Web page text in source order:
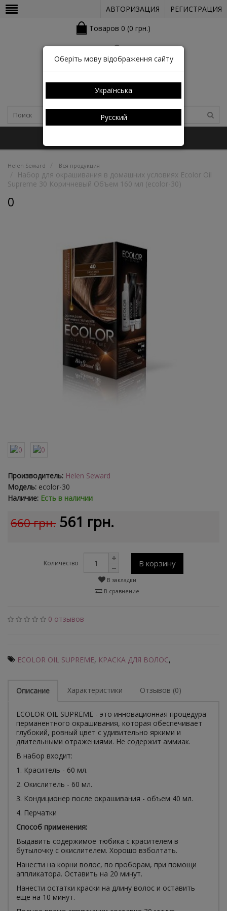
АВТОРИЗАЦИЯ
РЕГИСТРАЦИЯ
Товаров 0 (0 грн.)
Helen Seward Вся продукция
Набор для окрашивания в домашних условиях Ecolor Oil
Supreme 30 Коричневый Объем 160 мл (ecolor-30)
0
Производитель: Helen Seward
Модель: ecolor-30
Наличие: Есть в наличии
660 грн. 561 грн.
Количество В корзину
В закладки
В сравнение
0 отзывов
ECOLOR OIL SUPREME, КРАСКА ДЛЯ ВОЛОС,
Описание Характеристики Отзывов (0)
ECOLOR OIL SUPREME - это инновационная процедура
перманентного окрашивания, которая обеспечивает
глубокий, ровный цвет с удивительно яркими и
длительными отражениями. Не содержит аммиак.
В набор входит:
1. Краситель - 60 мл.
2. Окислитель - 60 мл.
3. Кондиционер после окрашивания - объем 40 мл.
4. Перчатки
Способ применения:
Выдавить содержимое тюбика с красителем в
бутылочку с окислителем. Хорошо взболтать.
Нанести на корни волос, по проборам, при помощи
аппликатора. Оставить на 20 минут.
Нанести остатки краски на длину волос и оставить
еще на 10 минут.
Оберіть мову відображення сайту
Українська
Русский